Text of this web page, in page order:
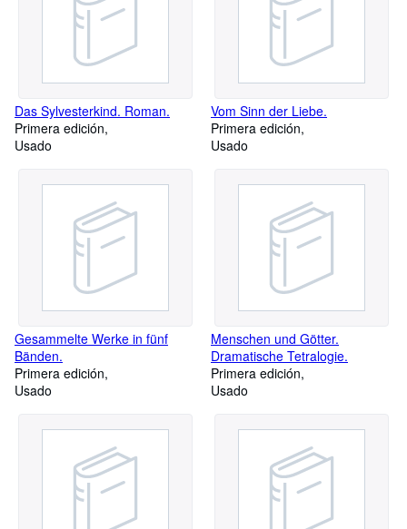
Das Sylvesterkind. Roman.
Primera edición
Usado
Vom Sinn der Liebe.
Primera edición
Usado
Gesammelte Werke in fünf
Bänden.
Primera edición
Usado
Menschen und Götter.
Dramatische Tetralogie.
Primera edición
Usado